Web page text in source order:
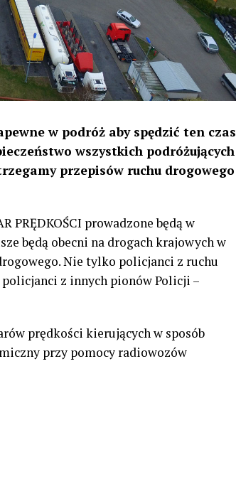
w podróż aby spędzić ten czas
wszystkich podróżujących
przepisów ruchu drogowego
PRĘDKOŚCI prowadzone będą w
będą obecni na drogach krajowych w
Nie tylko policjanci z ruchu
z innych pionów Policji –
prędkości kierujących w sposób
przy pomocy radiowozów